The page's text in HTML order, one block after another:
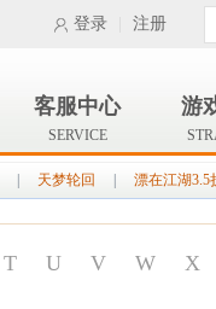
登录 注册
客服中心
SERVICE
游
天梦轮回 漂在江湖3.5
T U V W X